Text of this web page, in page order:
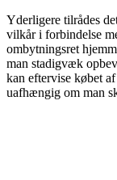
Yderligere tilrådes
vilkår i forbindelse
ombytningsret
man stadigvæk
kan eftervise købet
uafhængig om man